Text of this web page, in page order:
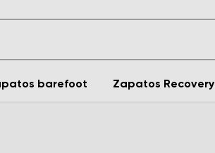
barefoot Zapatos Recovery